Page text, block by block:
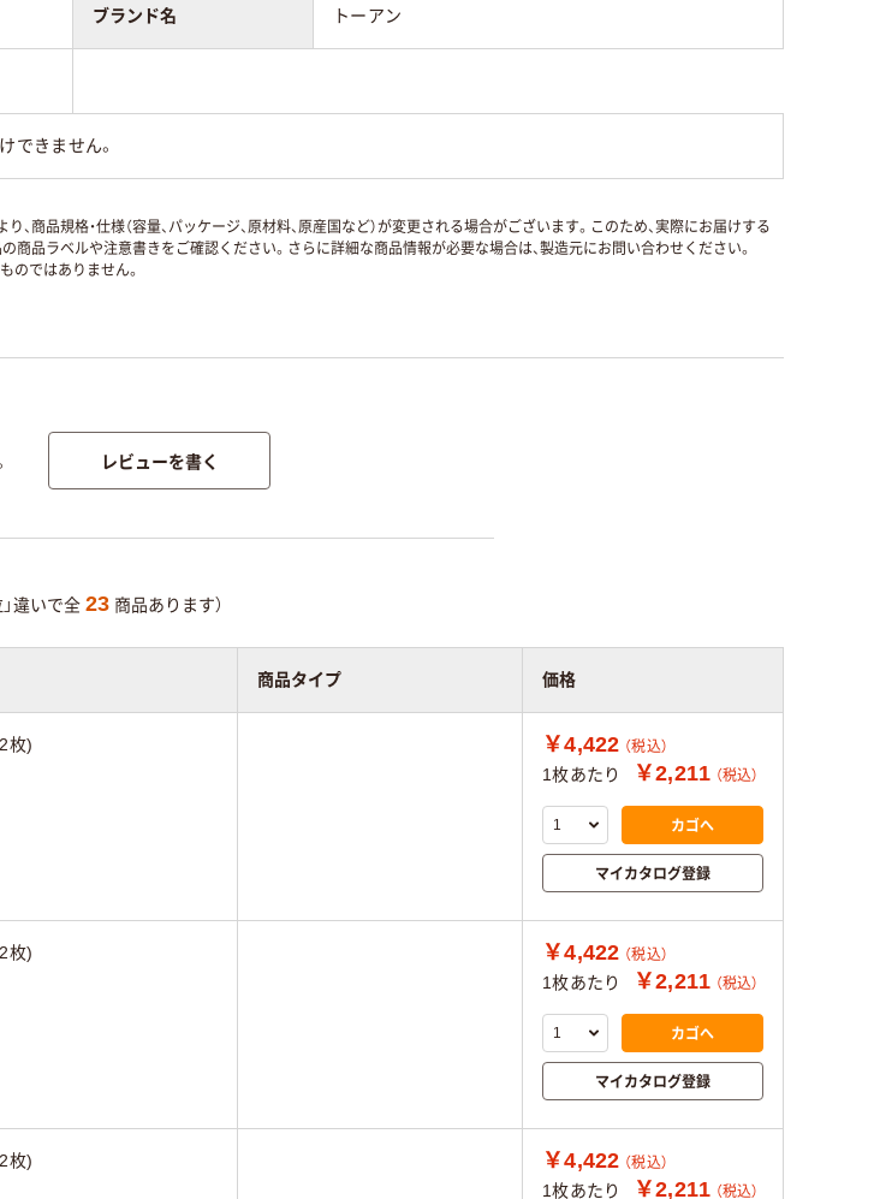
ブランド名 トーアン
できません。
品規格・仕様（容量、パッケージ、原材料、原産国など）が変更される場合がございます。このため、実際にお届けする
品ラベルや注意書きをご確認ください。さらに詳細な商品情報が必要な場合は、製造元にお問い合わせください。
のではありません。
レビューを書く
」違いで全 23 商品あります）
商品タイプ 価格
枚) ￥4,422 （税込）
1枚あたり ￥2,211 （税込）
カゴへ
マイカタログ登録
枚) ￥4,422 （税込）
1枚あたり ￥2,211 （税込）
カゴへ
マイカタログ登録
枚) ￥4,422 （税込）
1枚あたり ￥2,211 （税込）